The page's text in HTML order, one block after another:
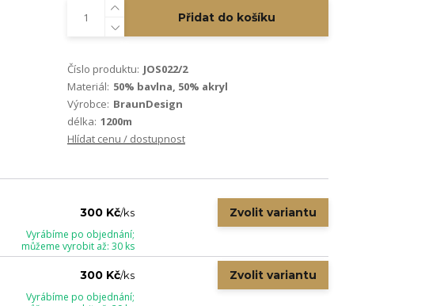
Přidat do košíku
Číslo produktu: JOS022/2
Materiál: 50% bavlna, 50% akryl
Výrobce: BraunDesign
délka: 1200m
Hlídat cenu / dostupnost
300 Kč/ks
Vyrábíme po objednání;
můžeme vyrobit až: 30 ks
Zvolit variantu
300 Kč/ks
Vyrábíme po objednání;
Zvolit variantu